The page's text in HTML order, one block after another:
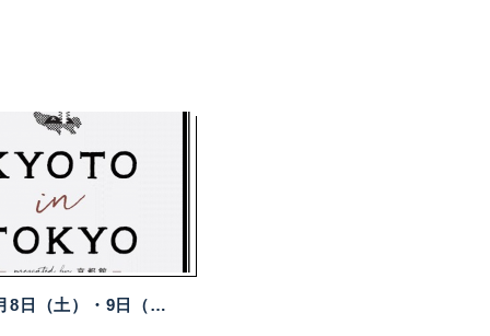
2026年8月8日（土）・9日（日）KYOTO in TOKYO presented by 京都館～collaboration with Prince Hotel～を開催